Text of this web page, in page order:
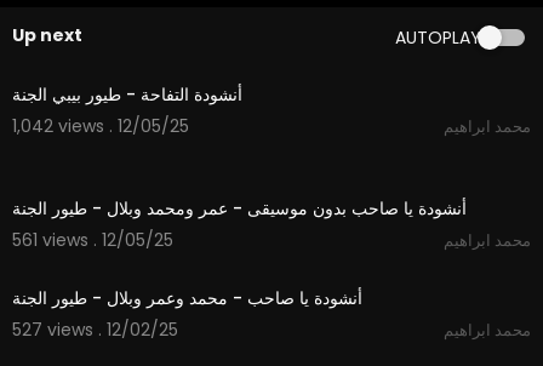
Up next AUTOPLAY
1:12
أنشودة التفاحة - طيور بيبي الجنة
1,042 views . 12/05/25
محمد ابراهيم
أنشودة يا صاحب بدون موسيقى - عمر ومحمد وبلال - طيور الجنة
561 views . 12/05/25
محمد ابراهيم
أنشودة يا صاحب - محمد وعمر وبلال - طيور الجنة
527 views . 12/02/25
محمد ابراهيم